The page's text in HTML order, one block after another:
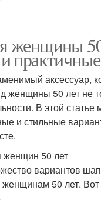
женщины
аксессуар,
женщины 50 лет не
В этой
и стильные
50 лет
вариантов
50 лет. Вот